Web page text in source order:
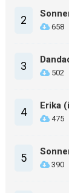
2
658
3
502
4 Erika
475
5
390